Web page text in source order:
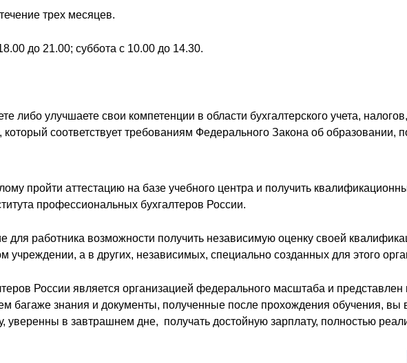
трех месяцев.
до 21.00; суббота с 10.00 до 14.30.
либо улучшаете свои компетенции в области бухгалтерского учета,
соответствует требованиям Федерального Закона об образовании,
пройти аттестацию на базе учебного центра и получить
профессиональных бухгалтеров России.
для работника возможности получить независимую оценку своей
учреждении, а в других, независимых, специально созданных для этого
России является организацией федерального масштаба и представлен
багаже знания и документы, полученные после прохождения обучения, вы
уверенны в завтрашнем дне, получать достойную зарплату, полностью